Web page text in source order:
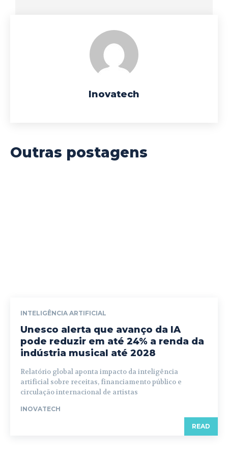
Inovatech
Outras postagens
INTELIGÊNCIA ARTIFICIAL
Unesco alerta que avanço da IA
pode reduzir em até 24% a renda da
indústria musical até 2028
Relatório global aponta impacto da inteligência
artificial sobre receitas, financiamento público e
circulação internacional de artistas
INOVATECH
READ